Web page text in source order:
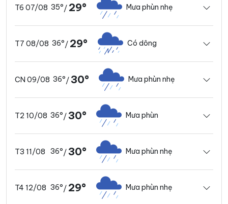
T6 07/08 35°/ 29° Mưa phùn nhẹ
T7 08/08 36°/ 29° Có dông
CN 09/08 36°/30° Mưa phùn nhẹ
T2 10/08 36°/30° Mưa phùn
T3 11/08 36°/30° Mưa phùn nhẹ
T4 12/08 36°/ 29° Mưa phùn nhẹ